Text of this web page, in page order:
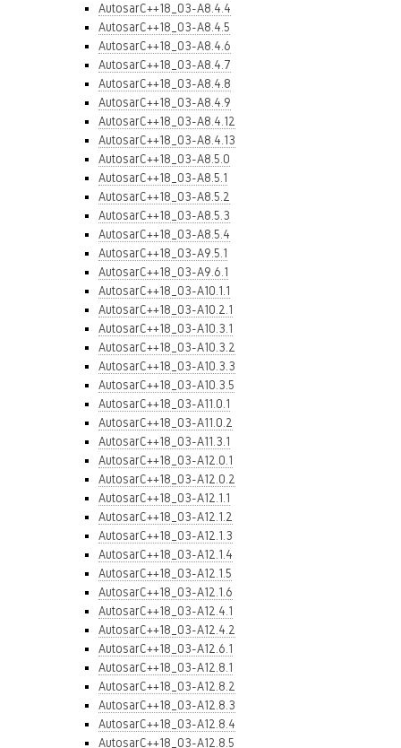
AutosarC++18_03-A8.4.4
AutosarC++18_03-A8.4.5
AutosarC++18_03-A8.4.6
AutosarC++18_03-A8.4.7
AutosarC++18_03-A8.4.8
AutosarC++18_03-A8.4.9
AutosarC++18_03-A8.4.12
AutosarC++18_03-A8.4.13
AutosarC++18_03-A8.5.0
AutosarC++18_03-A8.5.1
AutosarC++18_03-A8.5.2
AutosarC++18_03-A8.5.3
AutosarC++18_03-A8.5.4
AutosarC++18_03-A9.5.1
AutosarC++18_03-A9.6.1
AutosarC++18_03-A10.1.1
AutosarC++18_03-A10.2.1
AutosarC++18_03-A10.3.1
AutosarC++18_03-A10.3.2
AutosarC++18_03-A10.3.3
AutosarC++18_03-A10.3.5
AutosarC++18_03-A11.0.1
AutosarC++18_03-A11.0.2
AutosarC++18_03-A11.3.1
AutosarC++18_03-A12.0.1
AutosarC++18_03-A12.0.2
AutosarC++18_03-A12.1.1
AutosarC++18_03-A12.1.2
AutosarC++18_03-A12.1.3
AutosarC++18_03-A12.1.4
AutosarC++18_03-A12.1.5
AutosarC++18_03-A12.1.6
AutosarC++18_03-A12.4.1
AutosarC++18_03-A12.4.2
AutosarC++18_03-A12.6.1
AutosarC++18_03-A12.8.1
AutosarC++18_03-A12.8.2
AutosarC++18_03-A12.8.3
AutosarC++18_03-A12.8.4
AutosarC++18_03-A12.8.5